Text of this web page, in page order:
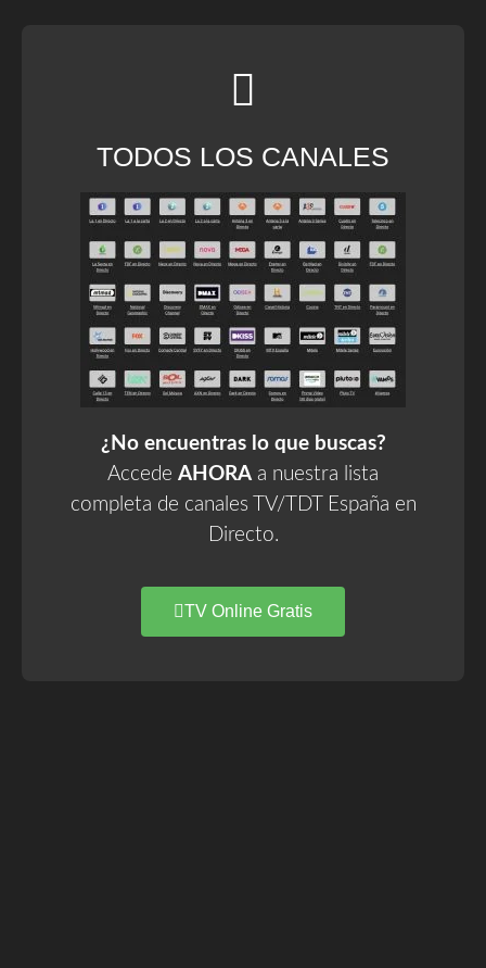
TODOS LOS CANALES
¿No encuentras lo que buscas?
Accede AHORA a nuestra lista
completa de canales TV/TDT España en
Directo.
TV Online Gratis